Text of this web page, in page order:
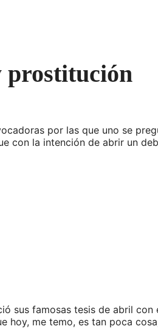
prostitución
por las que uno se
con la intención de abrir un
sus famosas tesis de abril con
hoy, me temo, es tan poca